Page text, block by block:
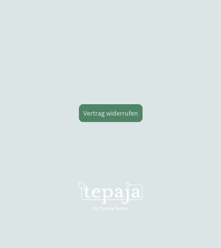
Vertrag widerrufen